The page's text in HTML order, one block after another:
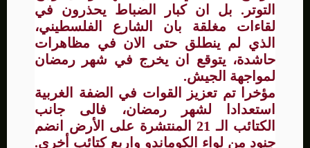
التوتر. بل ان كبار الضباط يحذرون في
لقاءات مغلقة بان الشارع الفلسطيني،
الذي لم ينطلق حتى الان في مظاهرات
حاشدة، يتوقع ان يخرج في شهر رمضان
لمواجهة الجيش.
مؤخرا تم تعزيز القوات في الضفة الغربية
استعدادا لشهر رمضان، فالى جانب
الكتائب الـ 21 المنتشرة على الأرض انضم
جنود من لواء الكوماندو واربع كتائب أخرى.